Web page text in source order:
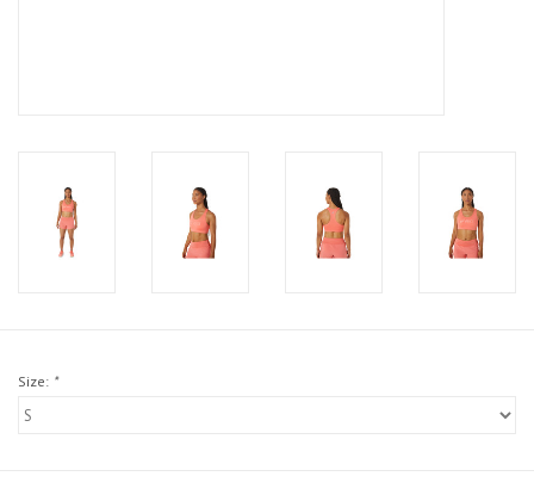
Size: *